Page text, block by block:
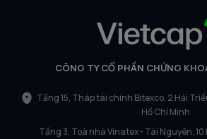
CÔNG TY CỔ PHẦN CHỨNG
Tầng 15, Tháp tài chính Bitexco, 2 Hải
Hồ Chí Minh
Tầng 3, Toà nhà Vinatex - Tài Nguyên,